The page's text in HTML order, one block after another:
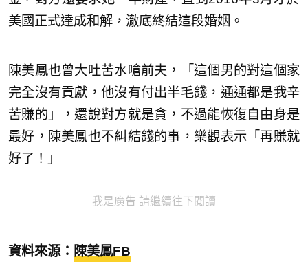
美國正式達成和解，澈底終結這段婚姻。
陳美鳳也曾大吐苦水嗆前夫，「這個男的對這個家
完全沒有貢獻，他沒有付出半毛錢，通通都是我辛
苦賺的」，還說對方就是貪，不過能恢復自由身是
最好，陳美鳳也不糾結錢的事，樂觀表示「再賺就
好了！」
我是廣告 請繼續往下閱讀
資料來源： 陳美鳳FB